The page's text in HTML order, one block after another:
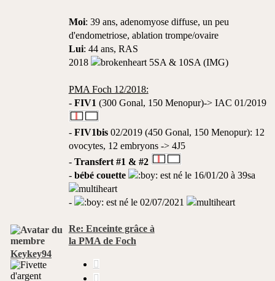
Moi: 39 ans, adenomyose diffuse, un peu
d'endometriose, ablation trompe/ovaire
Lui: 44 ans, RAS
2018
5SA & 10SA (IMG)
PMA Foch 12/2018:
- FIV1 (300 Gonal, 150 Menopur)-> IAC 01/2019
- FIV1bis02/2019 (450 Gonal, 150 Menopur): 12
ovocytes, 12 embryons -> 4J5
- Transfert #1 & #2
- bébé couette est né le 16/01/20 à 39sa
- est né le 02/07/2021
Re: Enceinte grâce à
la PMA de Foch
Keykey94